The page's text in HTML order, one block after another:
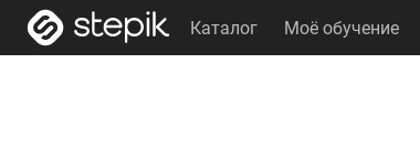
Каталог Моё обучение